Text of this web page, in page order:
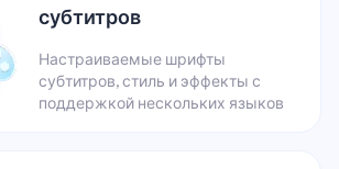
субтитров
Настраиваемые шрифты
субтитров, стиль и эффекты с
поддержкой нескольких языков